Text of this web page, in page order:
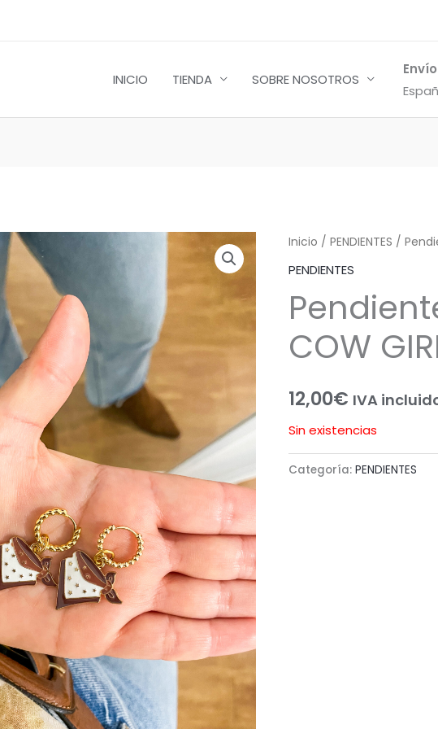
INICIO TIENDA SOBRE NOSOTROS
Inicio / PENDIENTES /
PENDIENTES
COW
12,00€ IVA
Sin existencias
Categoría: PENDIENTES